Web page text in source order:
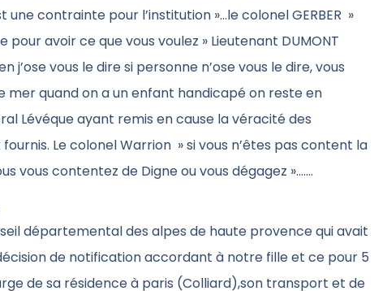
une contrainte pour l’institution »…le colonel GERBER »
pour avoir ce que vous voulez » Lieutenant DUMONT
j’ose vous le dire si personne n’ose vous le dire, vous
mer quand on a un enfant handicapé on reste en
Lévéque ayant remis en cause la véracité des
Le colonel Warrion » si vous n’êtes pas content la
vous contentez de Digne ou vous dégagez »…….
départemental des alpes de haute provence qui avait
de notification accordant à notre fille et ce pour 5
de sa résidence à paris (Colliard),son transport et de